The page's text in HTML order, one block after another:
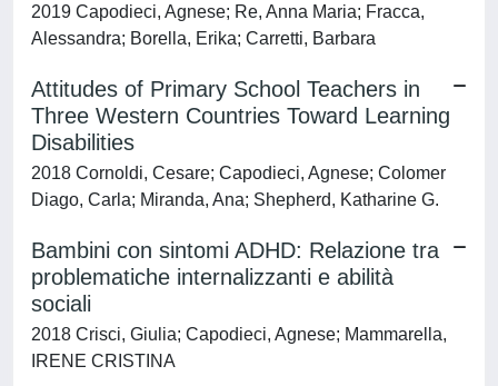
2019 Capodieci, Agnese; Re, Anna Maria; Fracca,
Alessandra; Borella, Erika; Carretti, Barbara
Attitudes of Primary School Teachers in
Three Western Countries Toward Learning
Disabilities
2018 Cornoldi, Cesare; Capodieci, Agnese; Colomer
Diago, Carla; Miranda, Ana; Shepherd, Katharine G.
Bambini con sintomi ADHD: Relazione tra
problematiche internalizzanti e abilità
sociali
2018 Crisci, Giulia; Capodieci, Agnese; Mammarella,
IRENE CRISTINA